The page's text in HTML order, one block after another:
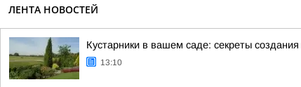
ЛЕНТА НОВОСТЕЙ
Кустарники в вашем саде: секреты
13:10